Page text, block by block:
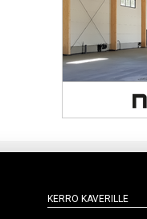
Kerro kaverille